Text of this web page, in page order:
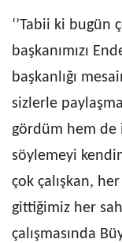
‘’Tabii ki bugün
başkanımızı
başkanlığı
sizlerle
gördüm hem de
söylemeyi
çok çalışkan,
gittiğimiz her
çalışmasında